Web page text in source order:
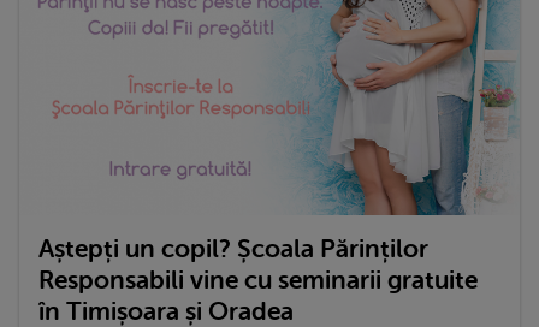
Aștepți un copil? Școala Părinților
Responsabili vine cu seminarii gratuite
în Timișoara și Oradea